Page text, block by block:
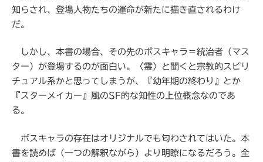
知らされ、登場人物たちの運命が新たに描き直されるわけ
だ。
しかし、本書の場合、その先のボスキャラ＝統治者（マス
ター）が登場するのが面白い。〈霊〉と聞くと宗教的スピリ
チュアル系かと思ってしまうが、『幼年期の終わり』とか
『スターメイカー』風のSF的な知性の上位概念なのであ
る。
ボスキャラの存在はオリジナルでも匂わされてはいた。本
書を読めば（一つの解釈ながら）より明瞭になるだろう。全